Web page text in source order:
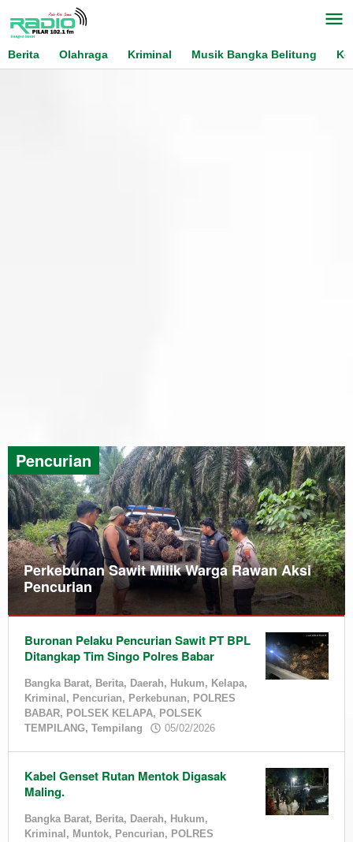
content
Berita
Olahraga Kriminal Musik Bangka Belitung
Perkebunan Sawit Milik Warga Rawan Aksi
Pencurian
Barat,
Berita,
Hukum,
Jebus,
Kriminal,
Pencurian,
17/02/2026
admin
Pencurian
Buronan Pelaku Pencurian Sawit PT BPL
Ditangkap Tim Singo Polres Babar
Bangka Barat, Berita, Daerah, Hukum, Kelapa,
Kriminal , Pencurian, Perkebunan, POLRES
BABAR, POLSEK KELAPA, POLSEK
TEMPILANG, Tempilang 05/02/2026
Kabel Genset Rutan Mentok Digasak
Maling.
Bangka Barat, Berita, Daerah, Hukum,
Kriminal , Muntok, Pencurian, POLRES